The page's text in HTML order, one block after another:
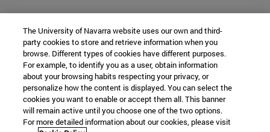
The University of Navarra website uses our own and third-
party cookies to store and retrieve information when you
browse. Different types of cookies have different purposes.
For example, to identify you as a user, obtain information
about your browsing habits respecting your privacy, or
personalize how the content is displayed. You can select the
cookies you want to enable or accept them all. This banner
will remain active until you choose one of the two options.
For more detailed information about our cookies, please visit